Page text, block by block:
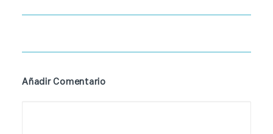
Añadir Comentario